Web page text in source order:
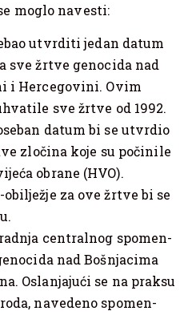
moglo navesti:
utvrditi jedan datum
sve žrtve genocida nad
i Hercegovini. Ovim
sve žrtve od 1992.
datum bi se utvrdio
zločina koje su počinile
obrane (HVO).
za ove žrtve bi se
centralnog spomen-
nad Bošnjacima
Oslanjajući se na praksu
navedeno spomen-